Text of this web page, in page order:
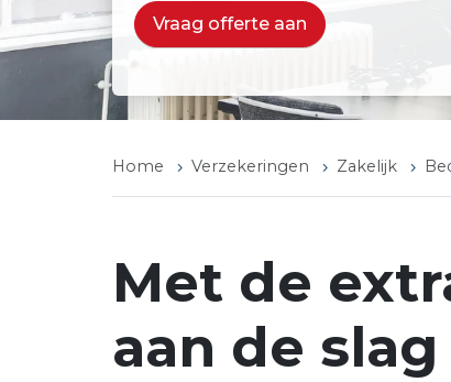
Vraag offerte aan
Home Verzekeringen Zakelijk
Met de
aan de